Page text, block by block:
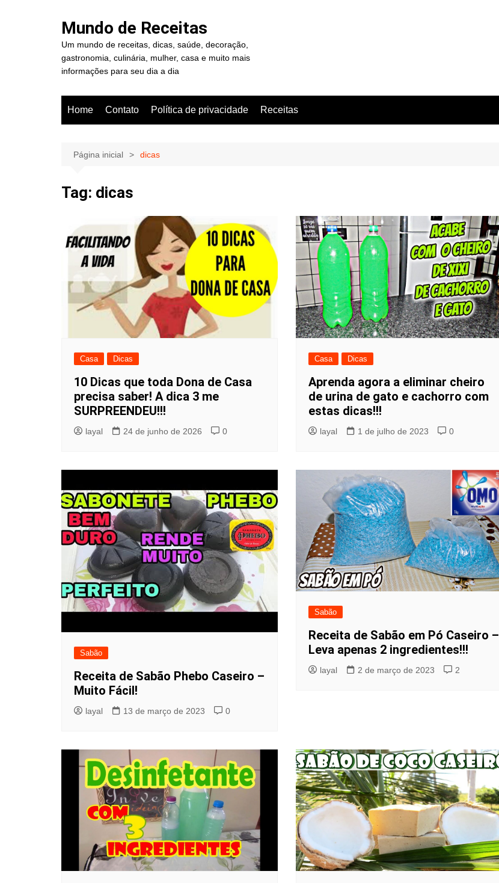
Mundo de Receitas
Um mundo de receitas, dicas, saúde, decoração,
gastronomia, culinária, mulher, casa e muito mais
informações para seu dia a dia
Home Contato Política de privacidade Receitas
Página inicial dicas
Tag: dicas
Casa Dicas
10 Dicas que toda Dona de Casa
precisa saber! A dica 3 me
SURPREENDEU!!!
layal 24 de junho de 2026 0
Casa Dicas
Aprenda agora a eliminar cheiro
de urina de gato e cachorro com
estas dicas!!!
layal 1 de julho de 2023 0
Sabão
Receita de Sabão Phebo Caseiro –
Muito Fácil!
layal 13 de março de 2023 0
Sabão
Receita de Sabão em Pó Caseiro –
Leva apenas 2 ingredientes!!!
layal 2 de março de 2023 2